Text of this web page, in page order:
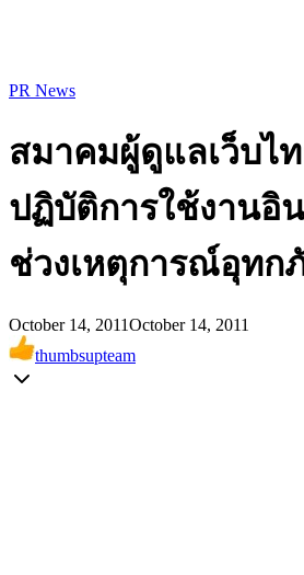
PR News
สมาคมผู้ดูแลเว็บไ
ปฏิบัติการใช้งานอิ
ช่วงเหตุการณ์อุทก
October 14, 2011October 14, 2011
thumbsupteam